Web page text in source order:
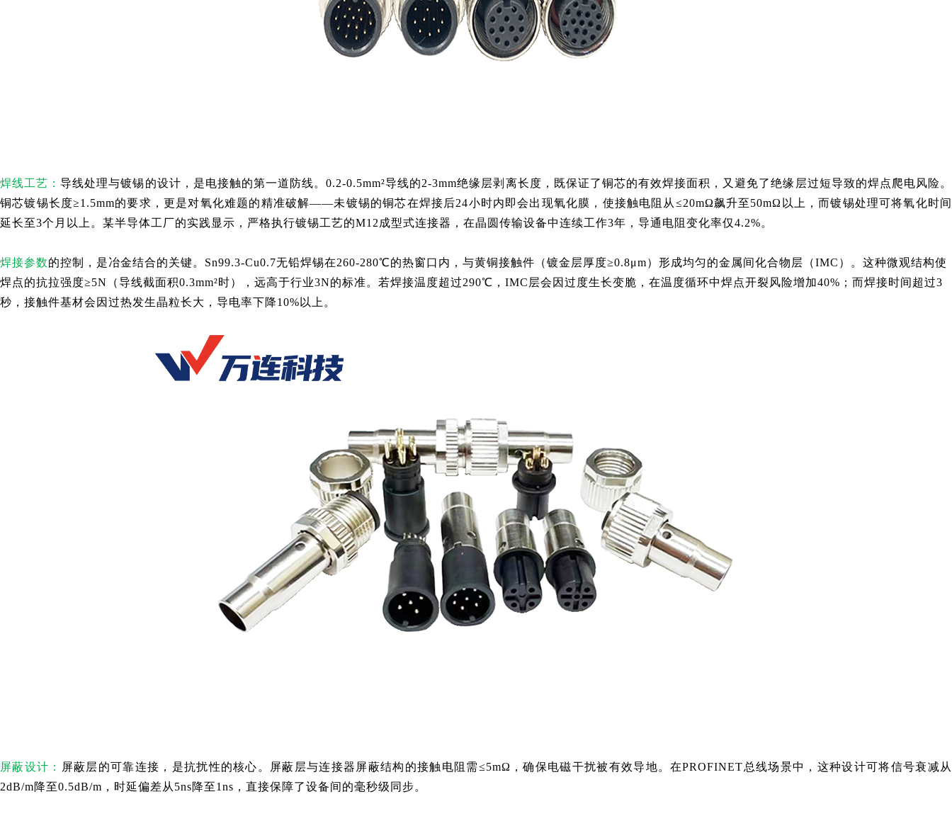
焊线工艺：导线处理与镀锡的设计，是电接触的第一道防线。0.2-0.5mm²导线的2-3mm绝缘层剥离长度，既保证了铜芯的有效焊接面积，又避免了绝缘层过短导致的焊点爬电风险。
铜芯镀锡长度≥1.5mm的要求，更是对氧化难题的精准破解——未镀锡的铜芯在焊接后24小时内即会出现氧化膜，使接触电阻从≤20mΩ飙升至50mΩ以上，而镀锡处理可将氧化时间
延长至3个月以上。某半导体工厂的实践显示，严格执行镀锡工艺的M12成型式连接器，在晶圆传输设备中连续工作3年，导通电阻变化率仅4.2%。
焊接参数的控制，是冶金结合的关键。Sn99.3-Cu0.7无铅焊锡在260-280℃的热窗口内，与黄铜接触件（镀金层厚度≥0.8μm）形成均匀的金属间化合物层（IMC）。这种微观结构使
焊点的抗拉强度≥5N（导线截面积0.3mm²时），远高于行业3N的标准。若焊接温度超过290℃，IMC层会因过度生长变脆，在温度循环中焊点开裂风险增加40%；而焊接时间超过3
秒，接触件基材会因过热发生晶粒长大，导电率下降10%以上。
屏蔽设计：
屏蔽层的可靠连接，是抗扰性的核心。屏蔽层与连接器屏蔽结构的接触电阻需≤5mΩ，确保电磁干扰被有效导地。在PROFINET总线场景中，这种设计可将信号衰减从
2dB/m降至0.5dB/m，时延偏差从5ns降至1ns，直接保障了设备间的毫秒级同步。